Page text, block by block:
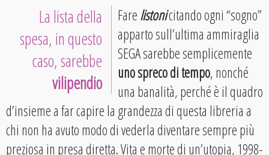
La lista della
spesa, in questo
caso, sarebbe
vilipendio
Farelistonicitando ogni “sogno”
apparto sull’ultima ammiraglia
SEGA sarebbe semplicemente
uno spreco di tempo, nonché
una banalità, perché è il quadro
d’insieme a far capire la grandezza di questa libreria a
chi non ha avuto modo di vederla diventare sempre più
preziosa in presa diretta. Vita e morte di un’utopia, 1998-